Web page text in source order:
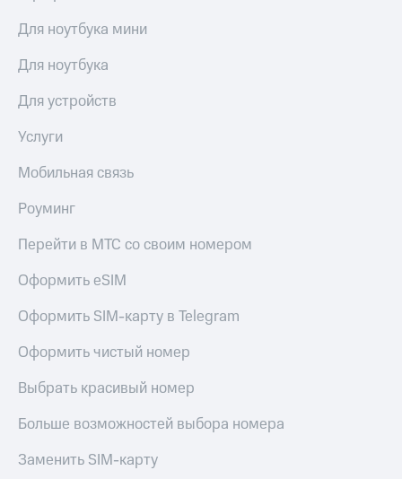
Для ноутбука мини
Для ноутбука
Для устройств
Услуги
Мобильная связь
Роуминг
Перейти в МТС со своим номером
Оформить eSIM
Оформить SIM-карту в Telegram
Оформить чистый номер
Выбрать красивый номер
Больше возможностей выбора номера
Заменить SIM-карту